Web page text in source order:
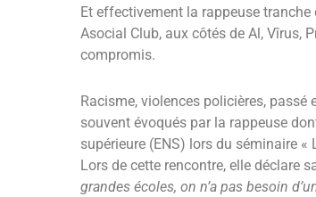
Et effectivement la rappeuse
Asocial Club, aux côtés de Al, Vîrus,
compromis.
Racisme, violences policières,
souvent évoqués par la rappeuse
supérieure (ENS) lors du séminaire «
Lors de cette rencontre, elle déclare
grandes écoles, on n’a pas besoin